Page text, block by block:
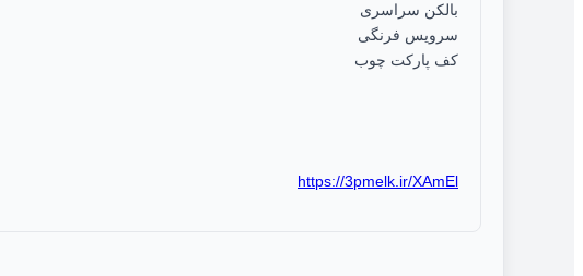
بالکن سراسری
سرویس فرنگی
کف پارکت چوب
https://3pmelk.ir/XAmEl